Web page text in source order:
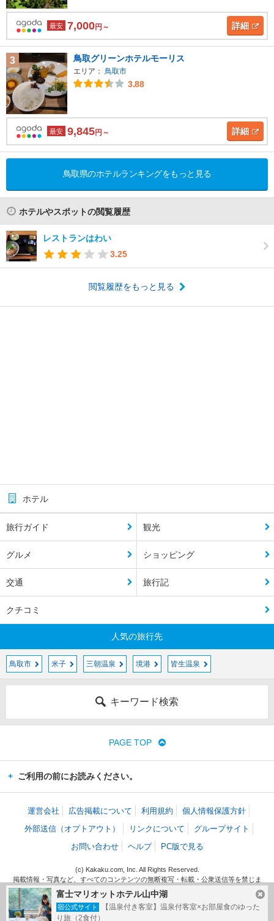
最安 7,000円～ 詳細
3 鳥取グリーンホテルモーリス
エリア： 鳥取市
3.88
最安 9,845円～ 詳細
鳥取県のホテルランキングをもっと見る
ホテルやスポットの閲覧履歴
レストランはわい
3.25
閲覧履歴をもっと見る
富士マリオットホテル山中湖
宿公式サイト
【温泉付き客室】温泉付客室×お部屋食のゆった
り旅（2食付）
ホテル
旅行ガイド 観光
グルメ ショッピング
交通 旅行記
クチコミ
人気の旅行先
鳥取市 米子 三朝温泉 境港 皆生温泉
キーワード検索
PAGE TOP
ご利用の前にお読みください。
運営会社 広告掲載について 利用規約
個人情報保護方針
外部送信（オプトアウト）
リンクについて
グループサイト
お問い合わせ
ヘルプ PC版で見る
(c) Kakaku.com, Inc. All Rights Reserved.
掲載情報・写真など、すべてのコンテンツの無断複写・転載・公衆送信等を禁じま